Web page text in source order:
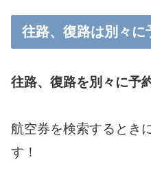
往路、復路は別々に
往路、復路を別々に予
航空券を検索するとき
す！